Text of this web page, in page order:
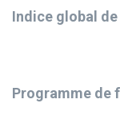
Indice global
Programme de